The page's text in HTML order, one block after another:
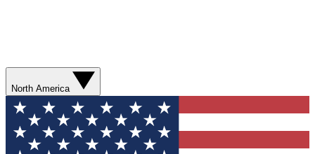
North America